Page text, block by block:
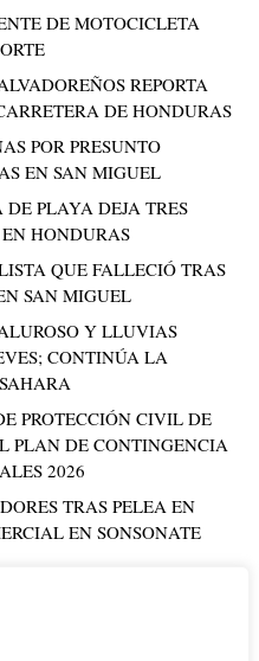
DE MOTOCICLETA
REPORTA
DE HONDURAS
POR PRESUNTO
EN SAN MIGUEL
PLAYA DEJA TRES
HONDURAS
QUE FALLECIÓ TRAS
SAN MIGUEL
Y LLUVIAS
CONTINÚA LA
PROTECCIÓN CIVIL DE
PLAN DE CONTINGENCIA
2026
TRAS PELEA EN
EN SONSONATE